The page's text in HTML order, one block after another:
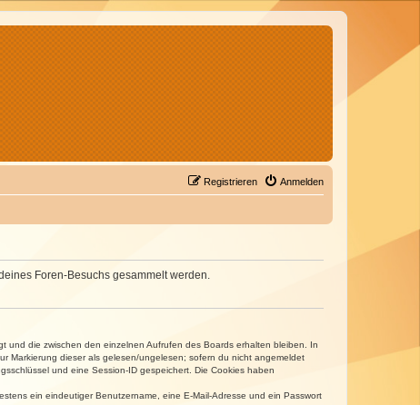
Anmelden
Registrieren
Foren-Besuchs gesammelt werden.
und die zwischen den einzelnen Aufrufen des Boards erhalten bleiben. In
Markierung dieser als gelesen/ungelesen; sofern du nicht angemeldet
und eine Session-ID gespeichert. Die Cookies haben
ein eindeutiger Benutzername, eine E-Mail-Adresse und ein Passwort